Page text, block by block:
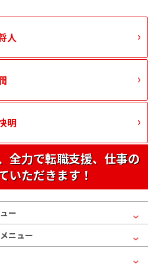
人
明
全力で転職支援、仕事の
いただきます！
ー
ニュー